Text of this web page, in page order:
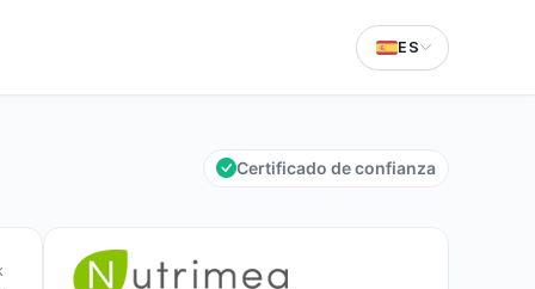
ES
Certificado de confianza